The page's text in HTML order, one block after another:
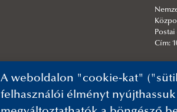
Postai
Cím:
NKE
A weboldalon "cookie-kat"
felhasználói élményt